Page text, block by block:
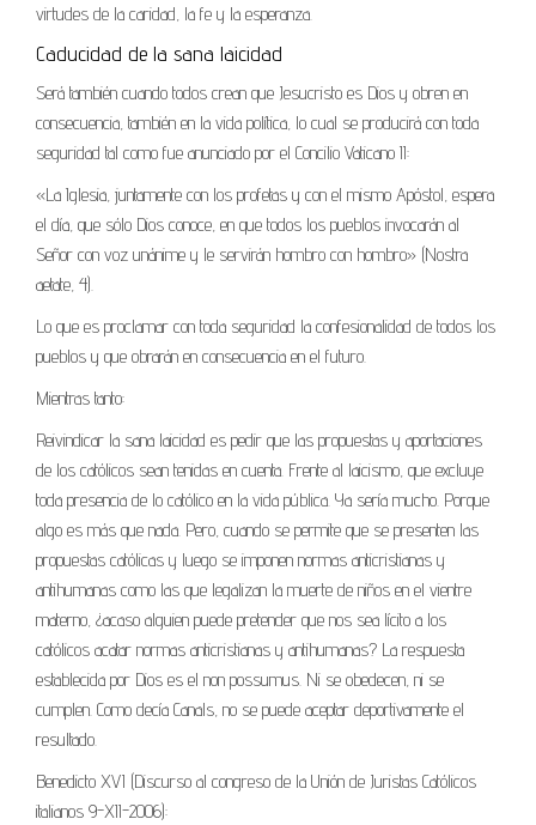
virtudes de la caridad, la fe y la esperanza.
Caducidad de la sana laicidad
Será también cuando todos crean que Jesucristo es Dios y obren en
consecuencia, también en la vida política, lo cual se producirá con toda
seguridad tal como fue anunciado por el Concilio Vaticano II:
«La Iglesia, juntamente con los profetas y con el mismo Apóstol, espera
el día, que sólo Dios conoce, en que todos los pueblos invocarán al
Señor con voz unánime y le servirán hombro con hombro» (Nostra
aetate, 4).
Lo que es proclamar con toda seguridad la confesionalidad de todos los
pueblos y que obrarán en consecuencia en el futuro.
Mientras tanto:
Reivindicar la sana laicidad es pedir que las propuestas y aportaciones
de los católicos sean tenidas en cuenta. Frente al laicismo, que excluye
toda presencia de lo católico en la vida pública. Ya sería mucho. Porque
algo es más que nada. Pero, cuando se permite que se presenten las
propuestas católicas y luego se imponen normas anticristianas y
antihumanas como las que legalizan la muerte de niños en el vientre
materno, ¿acaso alguien puede pretender que nos sea lícito a los
católicos acatar normas anticristianas y antihumanas? La respuesta
establecida por Dios es el non possumus. Ni se obedecen, ni se
cumplen. Como decía Canals, no se puede aceptar deportivamente el
resultado.
Benedicto XVI (Discurso al congreso de la Unión de Juristas Católicos
italianos 9-XII-2006):